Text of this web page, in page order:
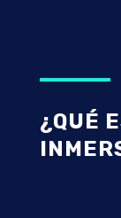
¿QUÉ